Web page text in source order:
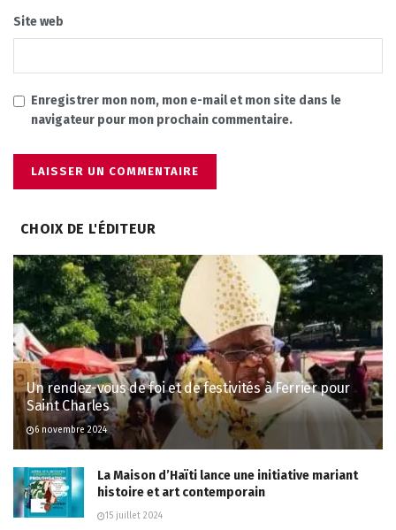
Site web
Enregistrer mon nom, mon e-mail et mon site dans le
navigateur pour mon prochain commentaire.
CHOIX DE L'ÉDITEUR
Un rendez-vous de foi et de festivités à Ferrier pour
Saint Charles
6 novembre 2024
La Maison d’Haïti lance une initiative mariant
histoire et art contemporain
15 juillet 2024